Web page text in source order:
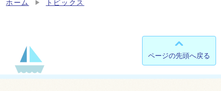
ホーム トピックス
ページの先頭へ戻る